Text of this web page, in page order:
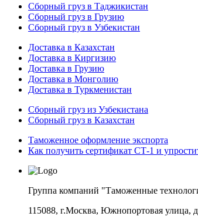
Сборный груз в Таджикистан
Сборный груз в Грузию
Сборный груз в Узбекистан
Доставка в Казахстан
Доставка в Киргизию
Доставка в Грузию
Доставка в Монголию
Доставка в Туркменистан
Cборный груз из Узбекистана
Сборный груз в Казахстан
Таможенное оформление экспорта
Как получить сертификат СТ-1 и
Группа компаний "Таможенные
115088, г.Москва, Южнопортовая улица,